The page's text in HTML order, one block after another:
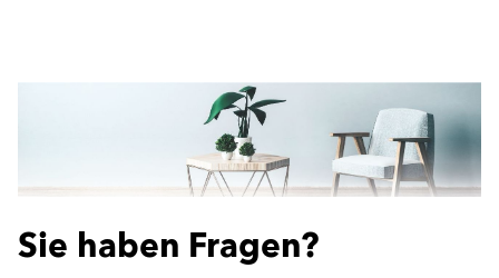
Sie haben Fragen?